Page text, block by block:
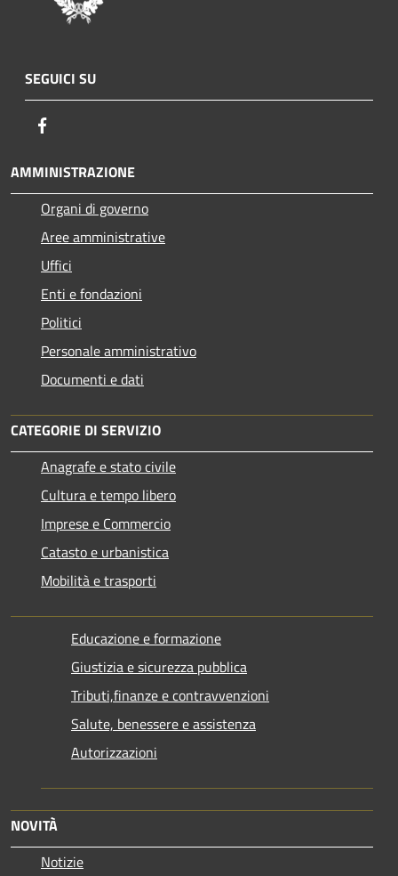
SEGUICI SU
AMMINISTRAZIONE
Organi di governo
Aree amministrative
Uffici
Enti e fondazioni
Politici
Personale amministrativo
Documenti e dati
CATEGORIE DI SERVIZIO
Anagrafe e stato civile
Cultura e tempo libero
Imprese e Commercio
Catasto e urbanistica
Mobilità e trasporti
Educazione e formazione
Giustizia e sicurezza pubblica
Tributi,finanze e contravvenzioni
Salute, benessere e assistenza
Autorizzazioni
NOVITÀ
Notizie